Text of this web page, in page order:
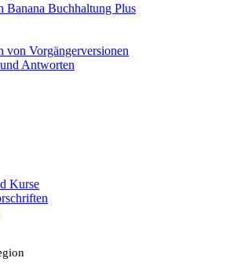
Banana Buchhaltung Plus
von Vorgängerversionen
Antworten
Kurse